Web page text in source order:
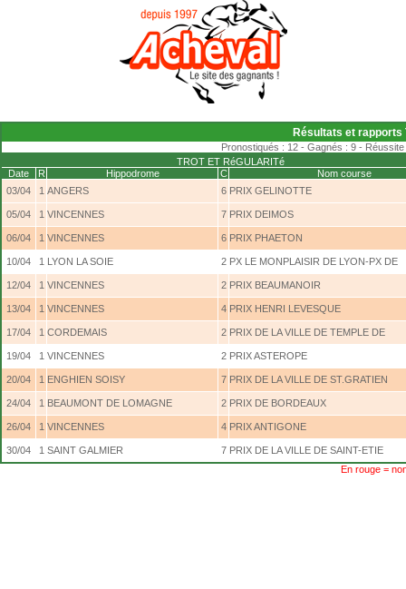
Résultats et rapports
Pronostiqués : 12 - Gagnés : 9 -
TROT ET RéGULARITé
Date
R Hippodrome C
Nom course
03/04
1 ANGERS 6 PRIX GELINOTTE
05/04 1 VINCENNES 7 PRIX DEIMOS
06/04 1 VINCENNES 6 PRIX PHAETON
10/04 1 LYON LA SOIE 2 PX LE MONPLAISIR DE LYON-PX DE
12/04 1 VINCENNES 2 PRIX BEAUMANOIR
13/04 1 VINCENNES 4 PRIX HENRI LEVESQUE
17/04 1 CORDEMAIS 2 PRIX DE LA VILLE DE TEMPLE DE
19/04 1 VINCENNES 2 PRIX ASTEROPE
20/04 1 ENGHIEN SOISY 7 PRIX DE LA VILLE DE ST.GRATIEN
24/04 1 BEAUMONT DE LOMAGNE 2 PRIX DE BORDEAUX
26/04 1 VINCENNES 4 PRIX ANTIGONE
30/04 1 SAINT GALMIER 7 PRIX DE LA VILLE DE SAINT-ETIE
En rouge =